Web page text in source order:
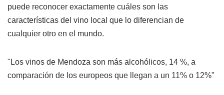
puede reconocer exactamente cuáles son las
características del vino local que lo diferencian de
cualquier otro en el mundo.
"Los vinos de Mendoza son más alcohólicos, 14 %, a
comparación de los europeos que llegan a un 11% o 12%"